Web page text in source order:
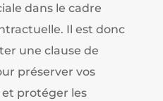
dans le cadre
Il est donc
une clause de
préserver vos
et protéger les